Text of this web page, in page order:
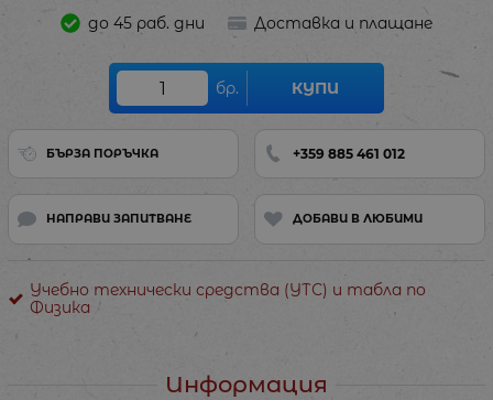
до 45 раб. дни Доставка и плащане
бр. КУПИ
БЪРЗА ПОРЪЧКА +359 885 461 012
НАПРАВИ ЗАПИТВАНЕ ДОБАВИ В ЛЮБИМИ
Учебно технически средства (УТС) и табла по
Физика
Информация